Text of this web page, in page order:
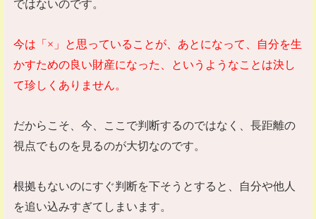
ではないのです。
今は「 × 」と思っていることが、あとになって、自分を生
かすための良い財産になった、というようなことは決し
て珍しくありません。
だからこそ、今、ここで判断するのではなく、長距離の
視点でものを見るのが大切なのです。
根拠もないのにすぐ判断を下そうとすると、自分や他人
を追い込みすぎてしまいます。